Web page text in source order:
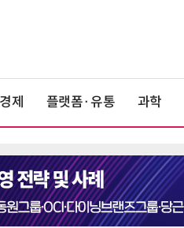
경제 플랫폼·유통 과학